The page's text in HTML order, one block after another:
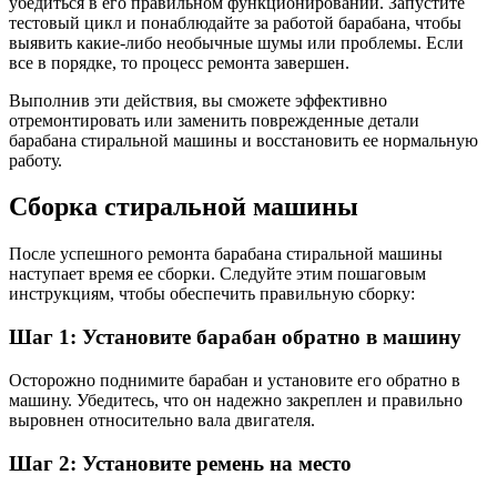
тестовый цикл и понаблюдайте за работой барабана, чтобы
выявить какие-либо необычные шумы или проблемы. Если
все в порядке, то процесс ремонта завершен.
Выполнив эти действия, вы сможете эффективно
отремонтировать или заменить поврежденные детали
барабана стиральной машины и восстановить ее нормальную
работу.
Сборка стиральной машины
После успешного ремонта барабана стиральной машины
наступает время ее сборки. Следуйте этим пошаговым
инструкциям, чтобы обеспечить правильную сборку:
Шаг 1: Установите барабан обратно в машину
Осторожно поднимите барабан и установите его обратно в
машину. Убедитесь, что он надежно закреплен и правильно
выровнен относительно вала двигателя.
Шаг 2: Установите ремень на место